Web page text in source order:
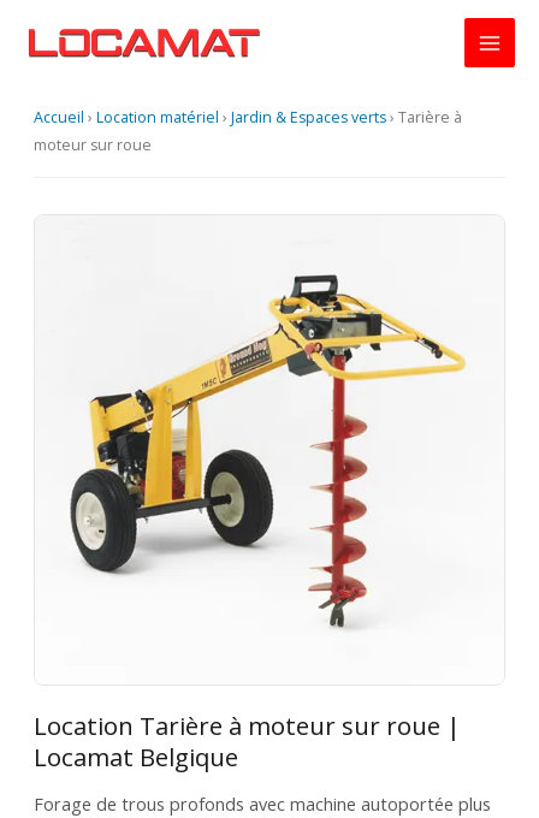
Accueil › Location matériel › Jardin & Espaces verts› Tarière à
moteur sur roue
Location Tarière à moteur sur roue |
Locamat Belgique
Forage de trous profonds avec machine autoportée plus